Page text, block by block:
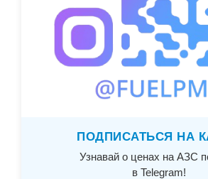
ПОДПИСАТЬСЯ НА
Узнавай о ценах на АЗС
в Telegram!